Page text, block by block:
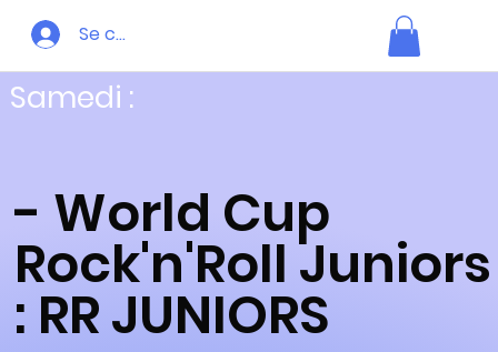
Se connecter
Samedi :
- World Cup
Rock'n'Roll Juniors
: RR JUNIORS